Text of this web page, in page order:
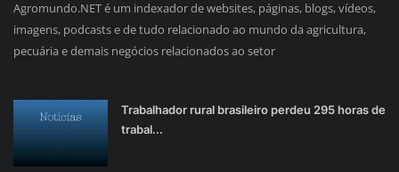
Agromundo.NET é um indexador de websites, páginas, blogs, vídeos,
imagens, podcasts e de tudo relacionado ao mundo da agricultura,
pecuária e demais negócios relacionados ao setor
Trabalhador rural brasileiro perdeu 295 horas de
trabal...